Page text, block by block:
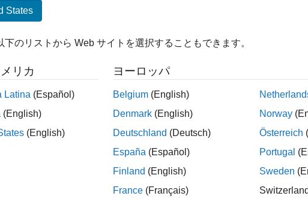
証
型反射体システム全体での電磁界の伝搬を迅速か
きくなり、従来の PO 表面積分法では処理速度が
効です。このため、ガウスビーム法は、高ゲイン
階の設計に有効なツールです。
このカテゴリのオブジェクトと関数を使用して、
ムで一般的に使用されるパラボラ反射体アンテナ
オブジェクト
reflectorCalculator Create parabolic
関数
States
下のリストから Web サイトを選択することもできます。
リカ
Latina (Español)
(English)
(English)
ヨーロッパ
Belgium (English)
Denmark (English)
Deutschland (Deutsch)
España (Español)
Finland (English)
France (Français)
Norway
Österreich
Portugal
Sweden
Switzerland